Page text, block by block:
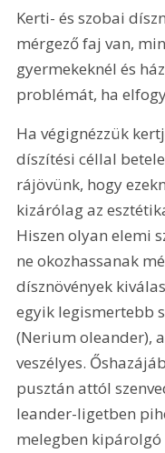
Kerti- és szobai
mérgező faj van,
gyermekeknél és
problémát, ha
Ha végignézzük
díszítési céllal
rájövünk, hogy
kizárólag az
Hiszen olyan elemi
ne okozhassanak
dísznövények
egyik legismertebb
(Nerium oleander),
veszélyes.
pusztán attól
leander-ligetben
melegben